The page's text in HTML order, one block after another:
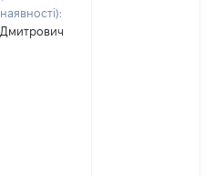
наявності):
Дмитрович